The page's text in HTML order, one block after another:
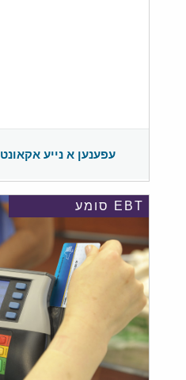
עפענען א נייע אקאונט
EBT סומע